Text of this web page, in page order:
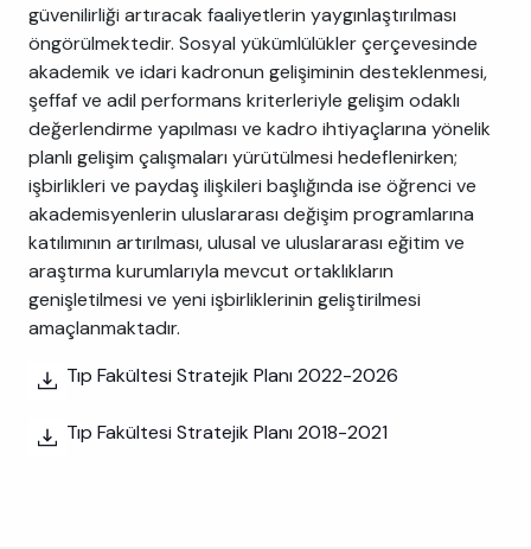
güvenilirliği artıracak faaliyetlerin yaygınlaştırılması
öngörülmektedir. Sosyal yükümlülükler çerçevesinde
akademik ve idari kadronun gelişiminin desteklenmesi,
şeffaf ve adil performans kriterleriyle gelişim odaklı
değerlendirme yapılması ve kadro ihtiyaçlarına yönelik
planlı gelişim çalışmaları yürütülmesi hedeflenirken;
işbirlikleri ve paydaş ilişkileri başlığında ise öğrenci ve
akademisyenlerin uluslararası değişim programlarına
katılımının artırılması, ulusal ve uluslararası eğitim ve
araştırma kurumlarıyla mevcut ortaklıkların
genişletilmesi ve yeni işbirliklerinin geliştirilmesi
amaçlanmaktadır.
Tıp Fakültesi Stratejik Planı 2022-2026
Tıp Fakültesi Stratejik Planı 2018-2021